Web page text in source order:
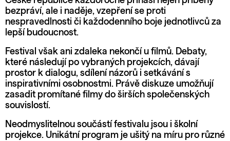
bezpráví, ale i naděje, vzepření se proti
nespravedlnosti či každodenního boje jednotlivců za
lepší budoucnost.
Festival však ani zdaleka nekončí u filmů. Debaty,
které následují po vybraných projekcích, dávají
prostor k dialogu, sdílení názorů i setkávání s
inspirativními osobnostmi. Právě diskuze umožňují
zasadit promítané filmy do širších společenských
souvislostí.
Neodmyslitelnou součástí festivalu jsou i školní
projekce. Unikátní program je ušitý na míru pro různé